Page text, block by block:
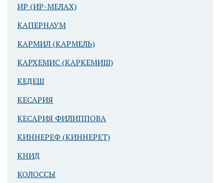
ИР (ИР-МЕЛАХ)
КАПЕРНАУМ
КАРМИЛ (КАРМЕЛЬ)
КАРХЕМИС (КАРКЕМИШ)
КЕДЕШ
КЕСАРИЯ
КЕСАРИЯ ФИЛИППОВА
КИННЕРЕФ (КИННЕРЕТ)
КНИД
КОЛОССЫ